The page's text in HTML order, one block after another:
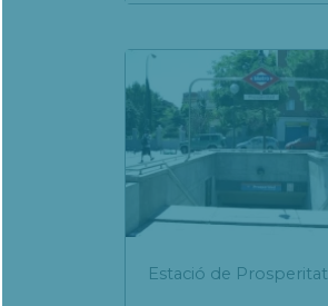
Estació de Prosperitat